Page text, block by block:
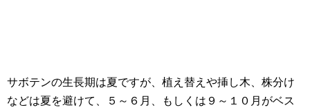
サボテンの生長期は夏ですが、植え替えや挿し木、株分け
などは夏を避けて、５～６月、もしくは９～１０月がベス